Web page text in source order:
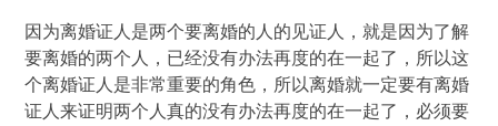
因为离婚证人是两个要离婚的人的见证人，就是因为了解
要离婚的两个人，已经没有办法再度的在一起了，所以这
个离婚证人是非常重要的角色，所以离婚就一定要有离婚
证人来证明两个人真的没有办法再度的在一起了，必须要